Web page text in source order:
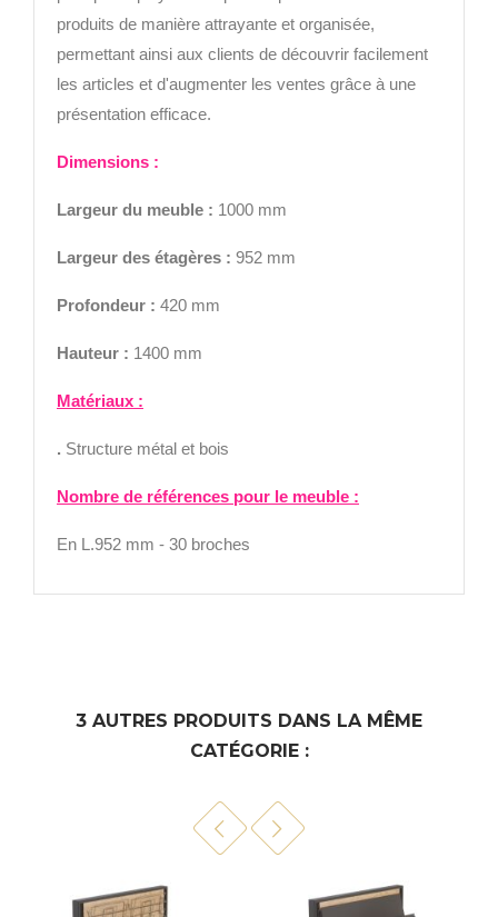
produits de manière attrayante et organisée,
permettant ainsi aux clients de découvrir facilement
les articles et d'augmenter les ventes grâce à une
présentation efficace.
Dimensions :
Largeur du meuble : 1000 mm
Largeur des étagères : 952 mm
Profondeur : 420 mm
Hauteur : 1400 mm
Matériaux :
. Structure métal et bois
Nombre de références pour le meuble :
En L.952 mm - 30 broches
3 AUTRES PRODUITS DANS LA MÊME
CATÉGORIE :